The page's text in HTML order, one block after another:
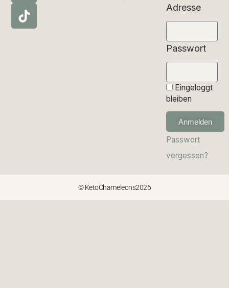
Adresse
Passwort
Eingeloggt
bleiben
Anmelden
Passwort
vergessen?
© KetoChameleons2026